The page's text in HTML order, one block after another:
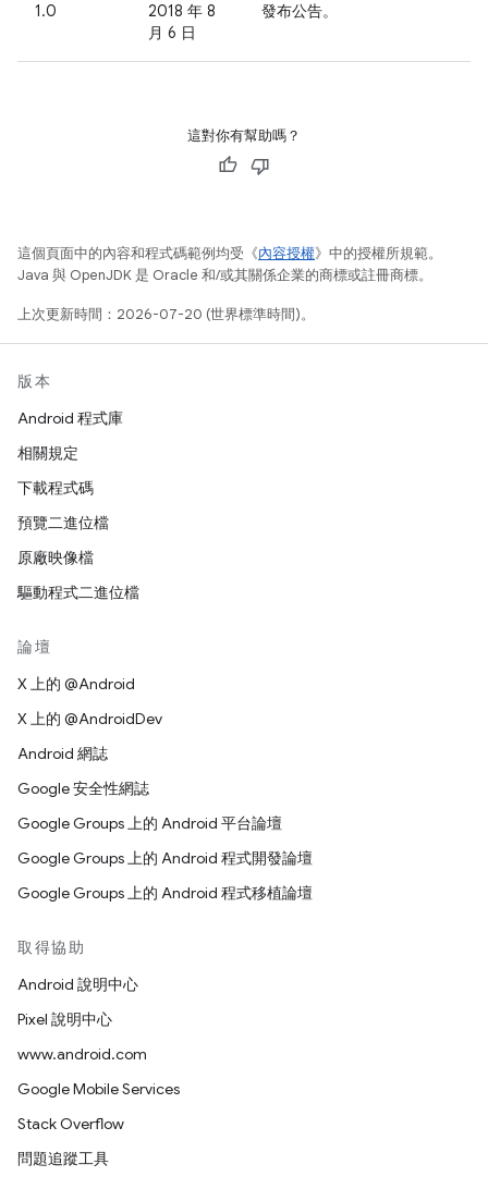
1.0
2018 年 8
月 6 日
發布公告。
這對你有幫助嗎？
這個頁面中的內容和程式碼範例均受《內容授權》中的授權所規範。
Java 與 OpenJDK 是 Oracle 和/或其關係企業的商標或註冊商標。
上次更新時間：2026-07-20 (世界標準時間)。
版本
Android 程式庫
相關規定
下載程式碼
預覽二進位檔
原廠映像檔
驅動程式二進位檔
論壇
X 上的 @Android
X 上的 @AndroidDev
Android 網誌
Google 安全性網誌
Google Groups 上的 Android 平台論壇
Google Groups 上的 Android 程式開發論壇
Google Groups 上的 Android 程式移植論壇
取得協助
Android 說明中心
Pixel 說明中心
www.android.com
Google Mobile Services
Stack Overflow
問題追蹤工具